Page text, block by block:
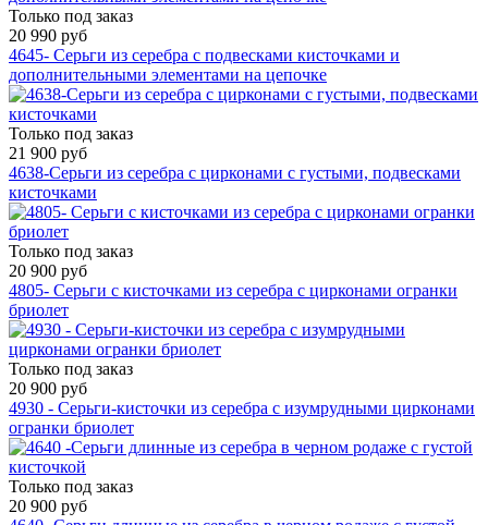
Только под заказ
20 990 руб
4645- Серьги из серебра с подвесками кисточками и
дополнительными элементами на цепочке
Только под заказ
21 900 руб
4638-Серьги из серебра с цирконами c густыми, подвесками
кисточками
Только под заказ
20 900 руб
4805- Серьги с кисточками из серебра с цирконами огранки
бриолет
Только под заказ
20 900 руб
4930 - Серьги-кисточки из серебра с изумрудными цирконами
огранки бриолет
Только под заказ
20 900 руб